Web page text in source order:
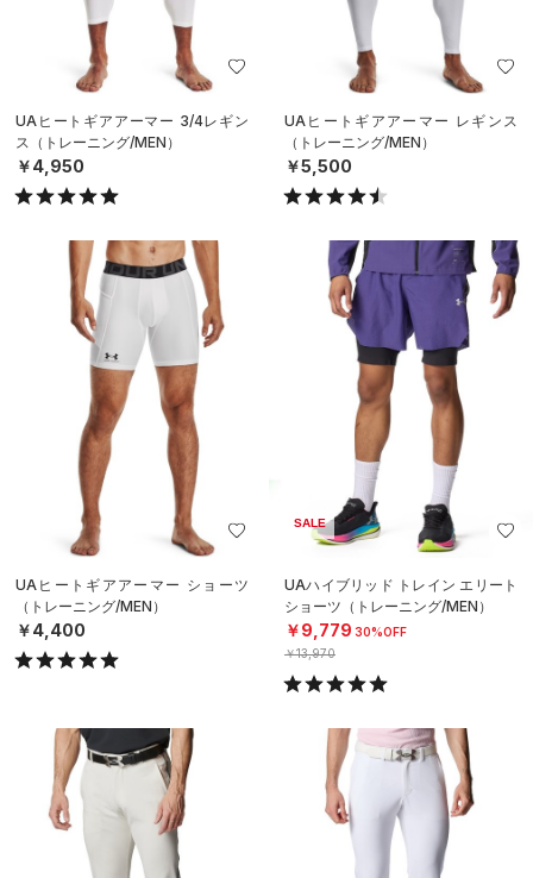
UAヒートギアアーマー 3/4レギン
ス（トレーニング/MEN）
￥4,950
UAヒートギアアーマー レギンス
（トレーニング/MEN）
￥5,500
UAヒートギアアーマー ショーツ
（トレーニング/MEN）
￥4,400
SALE
UAハイブリッド トレイン エリート
ショーツ（トレーニング/MEN）
￥9,779 30%OFF
￥13,970